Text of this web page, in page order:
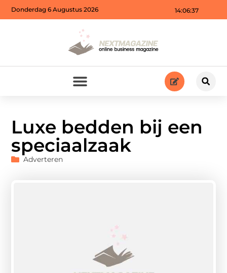
14:06:38
Donderdag 6 Augustus 2026
Luxe bedden bij een
speciaalzaak
Adverteren